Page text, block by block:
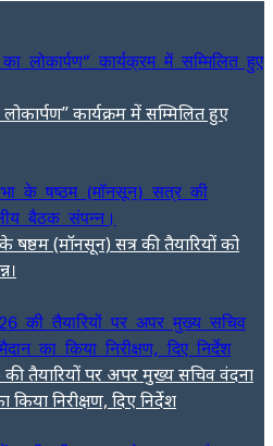
कार्यक्रम में सम्मिलित हुए
षष्ठम (मॉनसून) सत्र की तैयारियों को
तैयारियों पर अपर मुख्य सचिव वंदना
किया निरीक्षण, दिए निर्देश